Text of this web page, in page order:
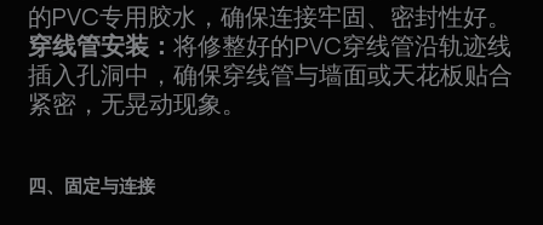
的PVC专用胶水，确保连接牢固、密封性好。
穿线管安装：将修整好的PVC穿线管沿轨迹线
插入孔洞中，确保穿线管与墙面或天花板贴合
紧密，无晃动现象。
四、固定与连接